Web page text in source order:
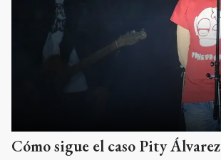
Cómo sigue el caso Pity Álvarez